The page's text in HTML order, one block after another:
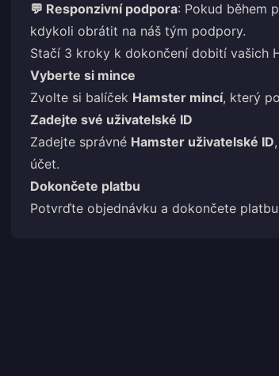
💬 Responzivní podpora: Pokud během
kdykoli obrátit na náš tým podpory.
Stačí 3 kroky k dokončení dobití vašich
Vyberte si mince
Zvolte si balíček Hamster mincí, který
Zadejte své uživatelské ID
Zadejte správné Hamster uživatelské ID
účet.
Dokončete platbu
Potvrďte objednávku a dokončete